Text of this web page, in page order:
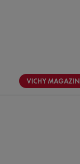
VICHYMAGAZIN